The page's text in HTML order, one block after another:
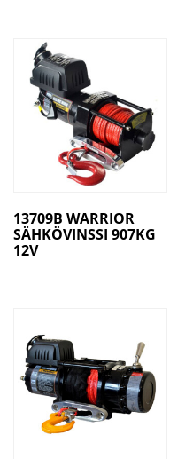
13709B WARRIOR
SÄHKÖVINSSI 907KG
12V